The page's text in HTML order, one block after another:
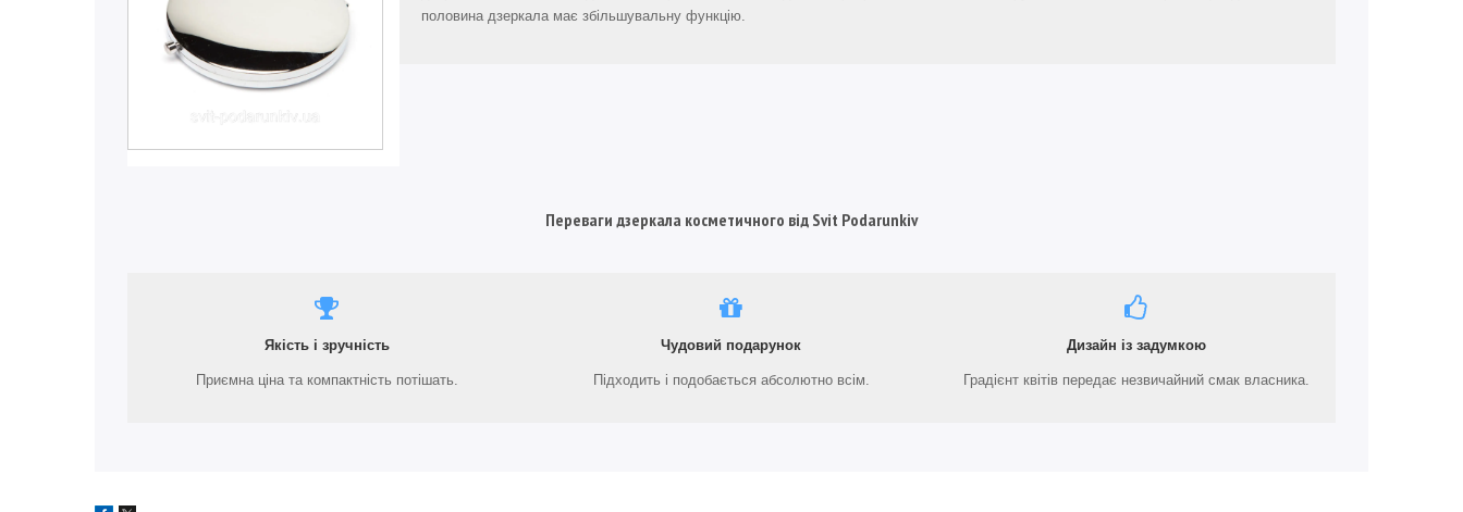
половина дзеркала має збільшувальну функцію.
Переваги дзеркала косметичного від Svit Podarunkiv
Якість і зручність
Приємна ціна та компактність потішать.
Чудовий подарунок
Підходить і подобається абсолютно всім.
Дизайн із задумкою
Градієнт квітів передає незвичайний смак власника.